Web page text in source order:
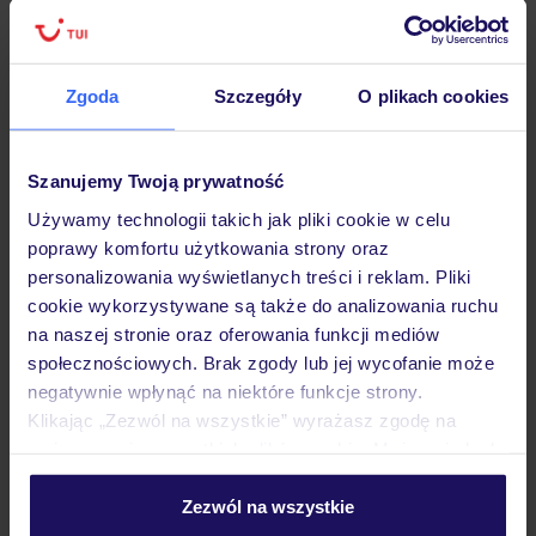
Zgoda Szczegóły O plikach cookies
Szanujemy Twoją prywatność
Używamy technologii takich jak pliki cookie w celu
poprawy komfortu użytkowania strony oraz
personalizowania wyświetlanych treści i reklam. Pliki
cookie wykorzystywane są także do analizowania ruchu
na naszej stronie oraz oferowania funkcji mediów
społecznościowych. Brak zgody lub jej wycofanie może
negatywnie wpłynąć na niektóre funkcje strony.
Klikając „Zezwól na wszystkie” wyrażasz zgodę na
personalizować swój wybór wchodząc w zakładkę
Zezwól na wszystkie
Lider niskich cen 30 lat w
Hotel
Pokoje
Wyżywienie